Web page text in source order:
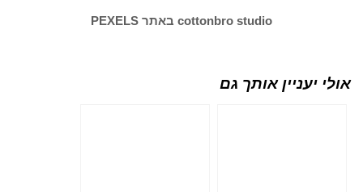
cottonbro studio באתר PEXELS
אולי יעניין אותך גם